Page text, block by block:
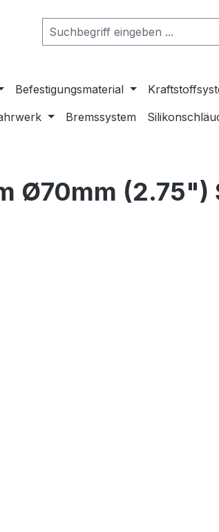
Befestigungsmaterial
Bremssystem
Ø70mm